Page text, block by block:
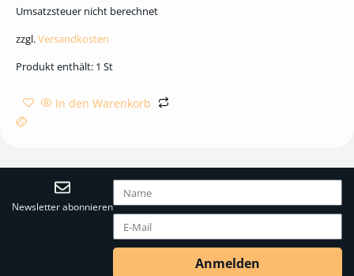
Umsatzsteuer nicht berechnet
zzgl.Versandkosten
Produkt enthält: 1 St
In den Warenkorb
Newsletter abonnieren
Anmelden